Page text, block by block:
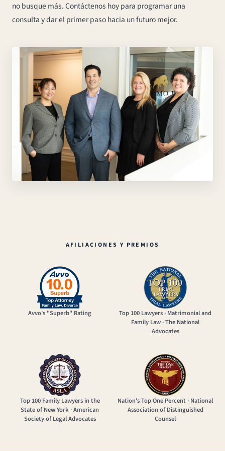
no busque más. Contáctenos hoy para programar una
consulta y dar el primer paso hacia un futuro mejor.
AFILIACIONES Y PREMIOS
Avvo's "Superb" Rating
Top 100 Lawyers · Matrimonial and
Family Law · The National
Advocates
Top 100 Family Lawyers in the
State of New York · American
Society of Legal Advocates
Nation's Top One Percent · National
Association of Distinguished
Counsel